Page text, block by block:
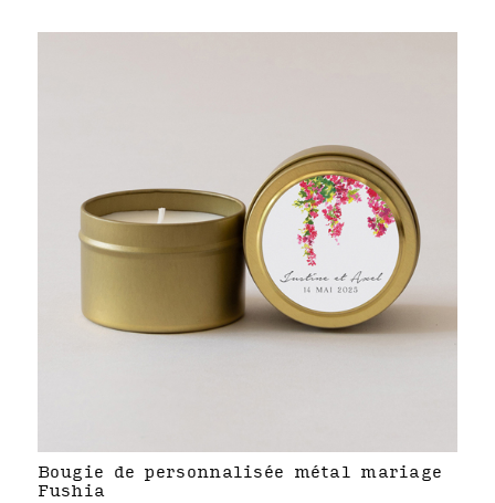
Bougie de personnalisée métal mariage
Fushia